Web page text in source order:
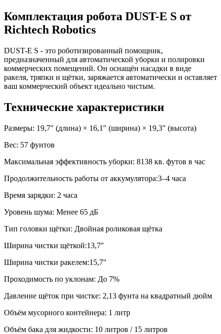
Комплектация робота DUST-E S от
Richtech Robotics
DUST-E S - это роботизированный помощник,
предназначенный для автоматической уборки и полировки
коммерческих помещений. Он оснащён насадки в виде
ракеля, тряпки и щётки, заряжается автоматически и оставляет
ваш коммерческий объект идеально чистым.
Технические характеристики
Размеры: 19,7" (длина) × 16,1" (ширина) × 19,3" (высота)
Вес: 57 фунтов
Максимальная эффективность уборки: 8138 кв. футов в час
Продолжительность работы от аккумулятора:3–4 часа
Время зарядки: 2 часа
Уровень шума: Менее 65 дБ
Тип головки щётки: Двойная роликовая щётка
Ширина чистки щёткой:13,7"
Ширина чистки ракелем:15,7"
Проходимость по уклонам: До 7%
Давление щёток при чистке: 2,13 фунта на квадратный дюйм
Объём мусорного контейнера: 1 литр
Объём бака для жидкости: 10 литров / 15 литров